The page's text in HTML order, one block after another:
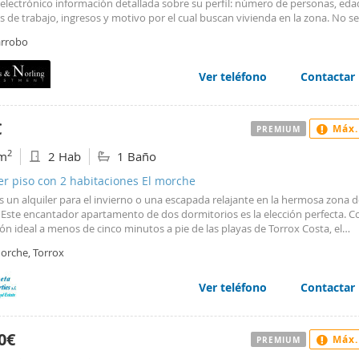
información detallada sobre su perfil: número de personas,
de trabajo, ingresos y motivo por el cual buscan vivienda en la zona. No se
de 2 dormitorios y 2 baños, con una amplia terraza y magníficas vistas al
de garaje y trastero. La urbanización dispone de piscina y pista de
a solo 1 minuto a pie de la playa, ofreciendo una ubicación ideal para
todos los servicios.
Ver teléfono Contactar
2 2 Hab 1 Baño
piso con 2 habitaciones El morche
un alquiler para el invierno o una escapada relajante en la hermosa zona
Este encantador apartamento de dos dormitorios es la elección perfecta.
ideal a menos de cinco minutos a pie de las playas de Torrox Costa, el
locales. Todo lo que necesitas está a un paso. La propiedad cuenta con
equipada, una amplia y luminosa sala de estar que da a una preciosa
dos dormitorios de generosas dimensiones y un moderno cuarto de
a ras de suelo. Tanto si está planeando unas vacaciones como si desea
meses de invierno, este apartamento le ofrece comodidad,
Torrox
Ver teléfono Contactar
PREMIUM
PREMIUM